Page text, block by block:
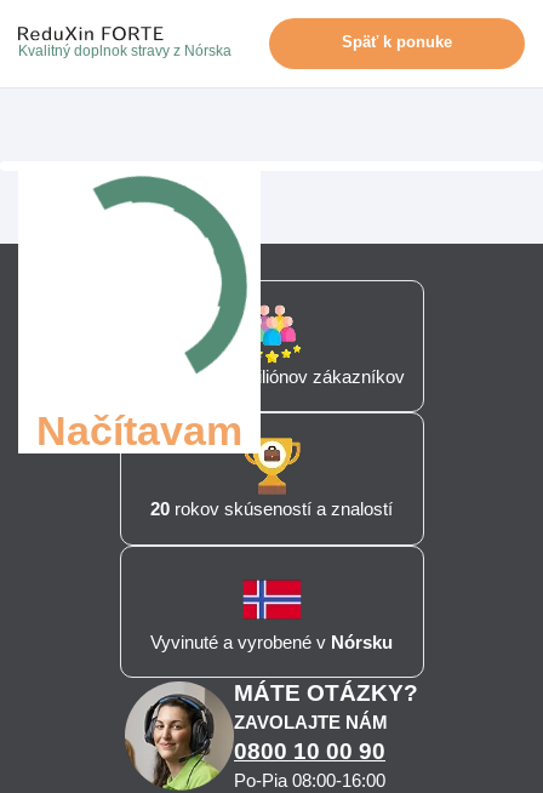
Kvalitný doplnok stravy z Nórska
Späť k ponuke
Načítavam
Viac ako miliónov zákazníkov
20 rokov skúseností a znalostí
Vyvinuté a vyrobené v Nórsku
MÁTE OTÁZKY?
ZAVOLAJTE NÁM
0800 10 00 90
Po-Pia 08:00-16:00